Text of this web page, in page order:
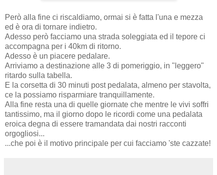
Però alla fine ci riscaldiamo, ormai si è fatta l'una e mezza
ed è ora di tornare indietro.
Adesso però facciamo una strada soleggiata ed il tepore ci
accompagna per i 40km di ritorno.
Adesso è un piacere pedalare.
Arriviamo a destinazione alle 3 di pomeriggio, in "leggero"
ritardo sulla tabella.
E la corsetta di 30 minuti post pedalata, almeno per stavolta,
ce la possiamo risparmiare tranquillamente.
Alla fine resta una di quelle giornate che mentre le vivi soffri
tantissimo, ma il giorno dopo le ricordi come una pedalata
eroica degna di essere tramandata dai nostri racconti
orgogliosi...
...che poi è il motivo principale per cui facciamo 'ste cazzate!